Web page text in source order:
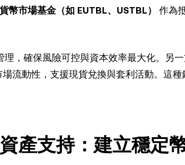
幣市場基金（如 EUTBL、USTBL）
作為
，確保風險可控與資本效率最大化。另
流動性，支援現貨兌換與套利活動。這
產支持：建立穩定